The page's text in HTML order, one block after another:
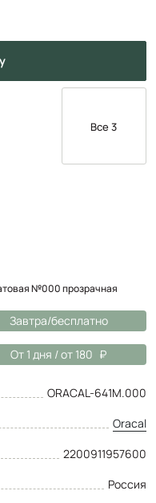
Все 3
№000 прозрачная
Завтра/бесплатно
От 1 дня / от 180
ORACAL-641M.000
Oracal
2200911957600
Россия